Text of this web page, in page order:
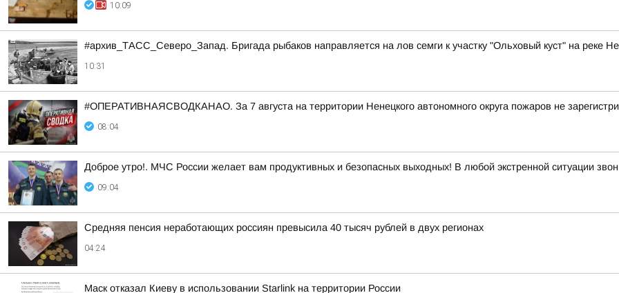
10:09
#архив_ТАСС_Северо_Запад. Бригада рыбаков направляется на лов семги к участку "Ольховый куст" на реке
10:31
#ОПЕРАТИВНАЯСВОДКАНАО. За 7 августа на территории Ненецкого автономного округа пожаров не
08:04
Доброе утро!. МЧС России желает вам продуктивных и безопасных выходных! В любой экстренной ситуации
09:04
Средняя пенсия неработающих россиян превысила 40 тысяч рублей в двух регионах
04:24
Маск отказал Киеву в использовании Starlink на территории России